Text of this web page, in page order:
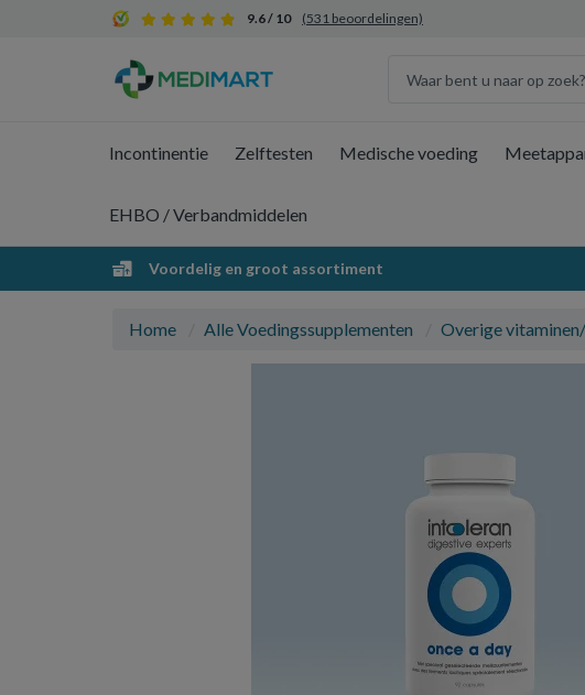
9.6 / 10 (531 beoordelingen)
Incontinentie Zelftesten Medische voeding
EHBO / Verbandmiddelen
Voordelig en groot assortiment
Home Alle Voedingssupplementen Overige